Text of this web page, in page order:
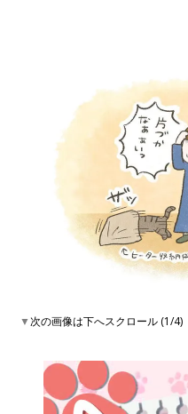
▼次の画像は下へスクロール (1/4)